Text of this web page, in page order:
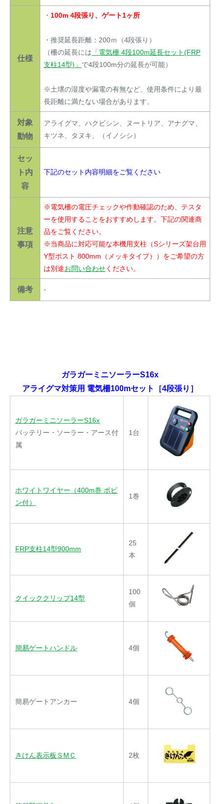
仕様
・ 100m 4段張り、ゲート1ヶ所
・推奨延長距離：200ｍ（4段張り）
（柵の延長には 「電気柵 4段100m延長セット(FRP
支柱14型)」 で4段100m分の延長が可能）
※土壌の湿度や漏電の有無など、使用条件により最
長距離に満たない場合があります。
対象
動物
アライグマ、ハクビシン、ヌートリア、アナグマ、
キツネ、タヌキ、（イノシシ）
セッ
ト内
容
下記のセット内容明細をご覧ください
注意
事項
※電気柵の電圧チェックや作動確認のため、テスタ
ーを使用することをおすすめします。下記の関連商
品をご覧ください。
※当商品に対応可能な本機用支柱（Sシリーズ架台用
Y型ポスト 800mm（メッキタイプ））をご希望の方
は別途お問い合わせください。
備考 -
ガラガーミニソーラーS16x
アライグマ対策用 電気柵100mセット［4段張り］
ガラガーミニソーラーS16x
バッテリー・ソーラー・アース付
属
1台
ホワイトワイヤー（400m巻 ボビ
ン付）
1巻
FRP支柱14型900mm
25
本
クイッククリップ14型
100
個
簡易ゲートハンドル 4個
簡易ゲートアンカー 4個
きけん表示板ＳMＣ 2枚